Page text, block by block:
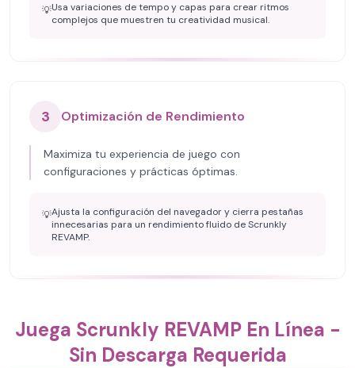
💡Usa variaciones de tempo y capas para crear ritmos
complejos que muestren tu creatividad musical.
3 Optimización de Rendimiento
Maximiza tu experiencia de juego con
configuraciones y prácticas óptimas.
💡Ajusta la configuración del navegador y cierra pestañas
innecesarias para un rendimiento fluido de Scrunkly
REVAMP.
Juega Scrunkly REVAMP En Línea -
Sin Descarga Requerida